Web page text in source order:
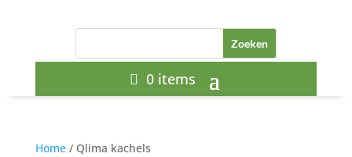
0 items
Home/ Qlima kachels